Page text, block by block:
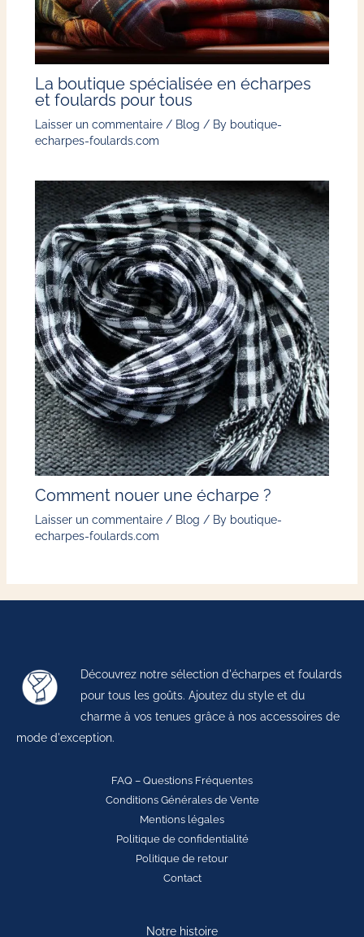
La boutique spécialisée en écharpes
et foulards pour tous
Laisser un commentaire / Blog / By boutique-
echarpes-foulards.com
Comment nouer une écharpe ?
Laisser un commentaire / Blog / By boutique-
echarpes-foulards.com
Découvrez notre sélection d'écharpes et foulards
pour tous les goûts. Ajoutez du style et du
charme à vos tenues grâce à nos accessoires de
mode d'exception.
FAQ – Questions Fréquentes
Conditions Générales de Vente
Mentions légales
Politique de confidentialité
Politique de retour
Contact
Notre histoire